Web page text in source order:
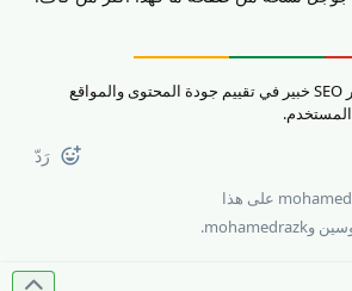
محمد الورياغلي | مستشار SEO خبير في تقييم جودة المحتوى والمواقع
المستخدم.
رَدّ
على هذا
وmohamedrazk
.